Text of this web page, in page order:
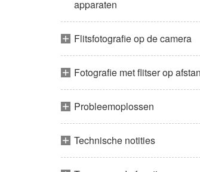
apparaten
Flitsfotografie op de camera
Fotografie met flitser op
Probleemoplossen
Technische notities